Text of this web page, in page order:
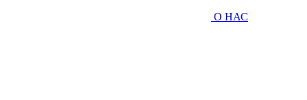
О НАС